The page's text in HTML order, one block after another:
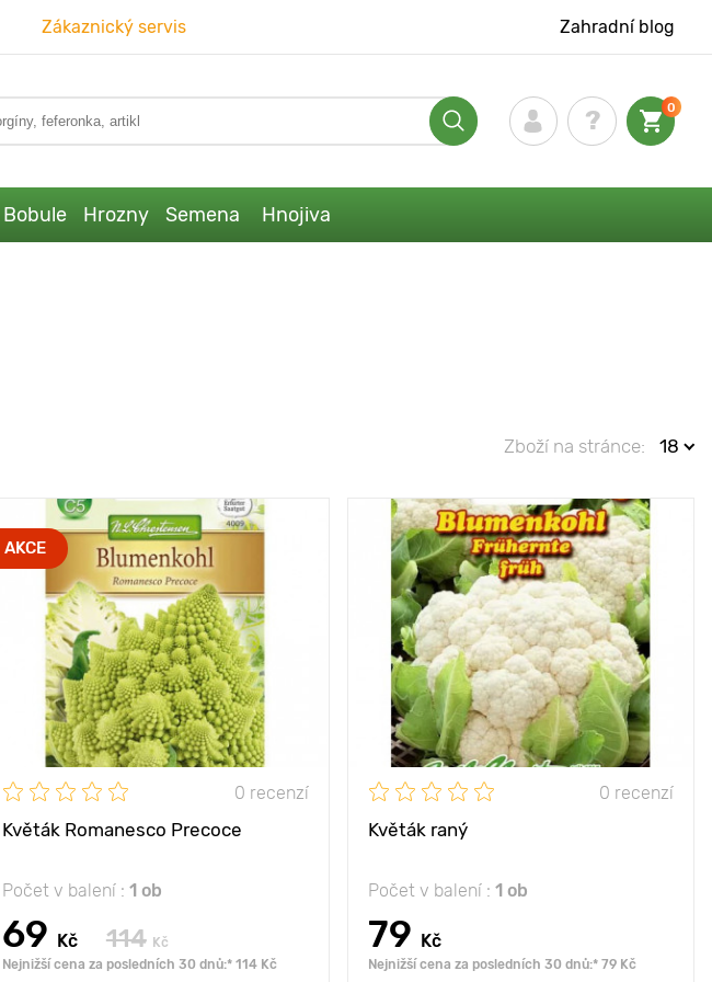
Zákaznický servis Zahradní blog
0
Bobule Hrozny Semena Hnojiva
Zboží na stránce: 18
AKCE
0 recenzí
Květák Romanesco Precoce
Počet v balení : 1 ob
69 Kč 114 Kč
Nejnižší cena za posledních 30 dnů:* 114 Kč
Vlastnosti
příjemný na pohled,
zaujme vynikající
Výška rostliny 40 - 50 cm
Vzdálenost mezi
rostlinami
50 x 50 cm
Poloha slunce
0 recenzí
Květák raný
Počet v balení : 1 ob
79 Kč
Nejnižší cena za posledních 30 dnů:* 79 Kč
Vlastnosti
velmi produktivní
odrůda
Výška rostliny 30 - 40 cm
Vzdálenost mezi
rostlinami
40 x 50 cm
Poloha slunce